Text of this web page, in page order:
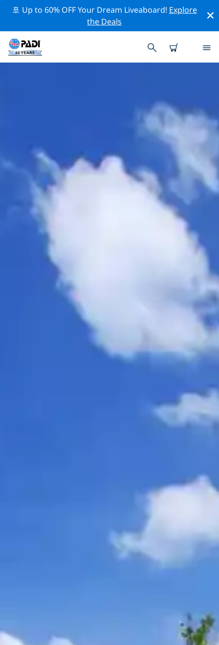
🚢 Up to 60% OFF Your Dream Liveaboard! Explore
the Deals